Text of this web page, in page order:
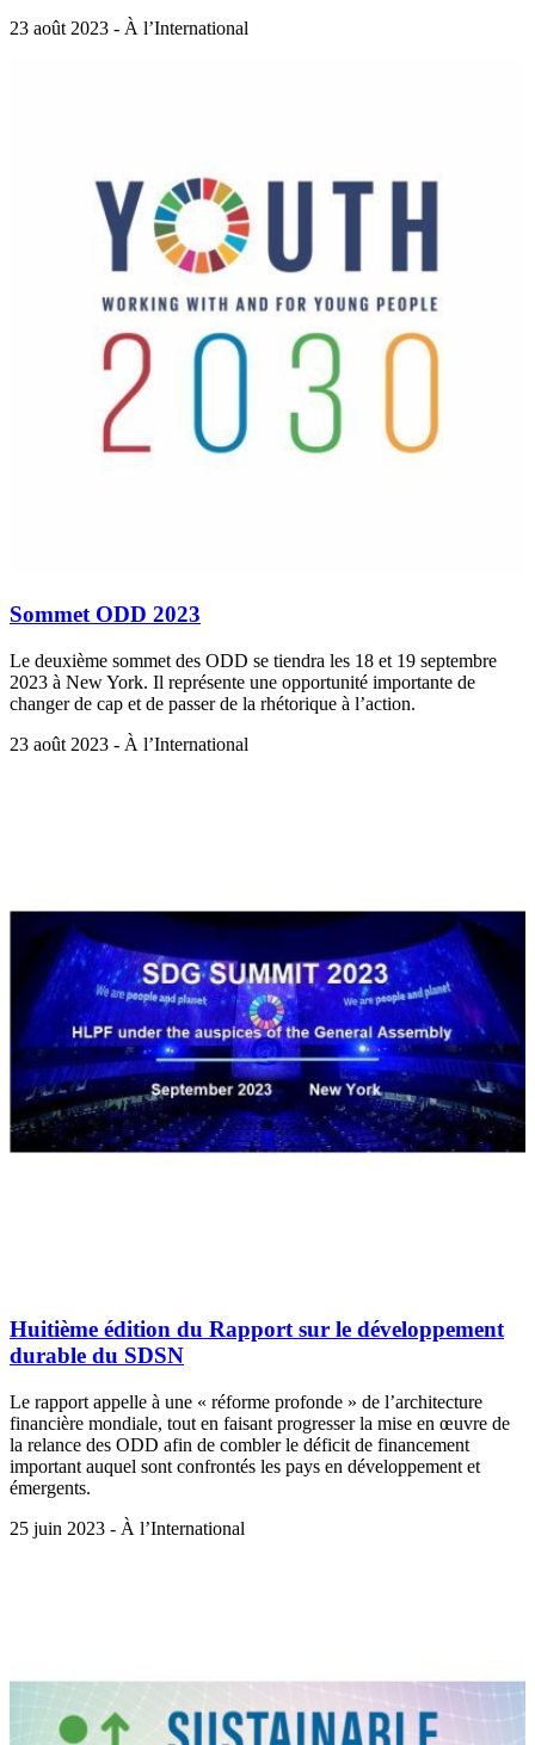
23 août 2023 - À l’International
Sommet ODD 2023
Le deuxième sommet des ODD se tiendra les 18 et 19 septembre
2023 à New York. Il représente une opportunité importante de
changer de cap et de passer de la rhétorique à l’action.
23 août 2023 - À l’International
Huitième édition du Rapport sur le développement
durable du SDSN
Le rapport appelle à une « réforme profonde » de l’architecture
financière mondiale, tout en faisant progresser la mise en œuvre de
la relance des ODD afin de combler le déficit de financement
important auquel sont confrontés les pays en développement et
émergents.
25 juin 2023 - À l’International